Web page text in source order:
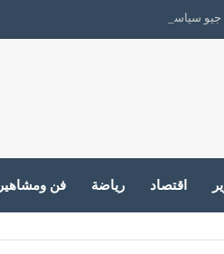
سياسي يقفل الباب على الحرب
اقتصاد رياضة فن ومشاهير